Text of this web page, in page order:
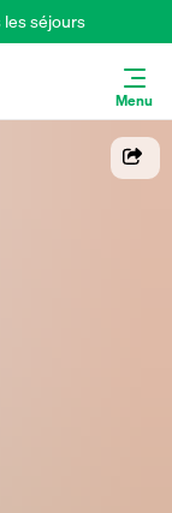
séjours
Menu